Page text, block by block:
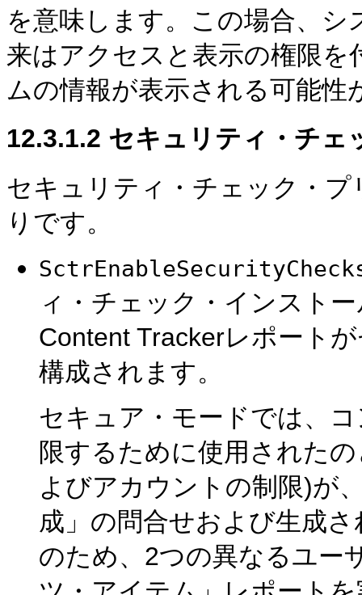
を意味します。この場合、
来はアクセスと表示の権限
ムの情報が表示される可能性
12.3.1.2 セキュリティ・チェ
セキュリティ・チェック・
りです。
ィ・チェック・インスト
Content Trackerレポート
構成されます。
セキュア・モードでは、
限するために使用された
よびアカウントの制限)が
成」の問合せおよび生成
のため、2つの異なるユー